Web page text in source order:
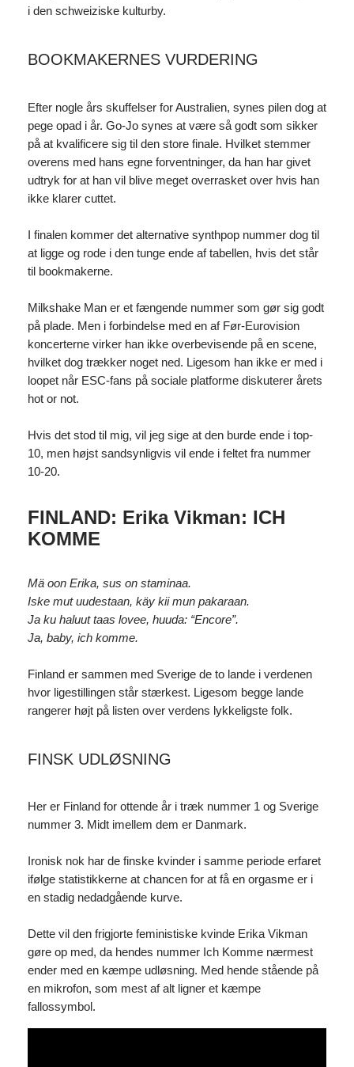
i den schweiziske kulturby.
BOOKMAKERNES VURDERING
Efter nogle års skuffelser for Australien, synes pilen dog at
pege opad i år. Go-Jo synes at være så godt som sikker
på at kvalificere sig til den store finale. Hvilket stemmer
overens med hans egne forventninger, da han har givet
udtryk for at han vil blive meget overrasket over hvis han
ikke klarer cuttet.
I finalen kommer det alternative synthpop nummer dog til
at ligge og rode i den tunge ende af tabellen, hvis det står
til bookmakerne.
Milkshake Man er et fængende nummer som gør sig godt
på plade. Men i forbindelse med en af Før-Eurovision
koncerterne virker han ikke overbevisende på en scene,
hvilket dog trækker noget ned. Ligesom han ikke er med i
loopet når ESC-fans på sociale platforme diskuterer årets
hot or not.
Hvis det stod til mig, vil jeg sige at den burde ende i top-
10, men højst sandsynligvis vil ende i feltet fra nummer
10-20.
FINLAND: Erika Vikman: ICH
KOMME
Mä oon Erika, sus on staminaa.
Iske mut uudestaan, käy kii mun pakaraan.
Ja ku haluut taas lovee, huuda: “Encore”.
Ja, baby, ich komme.
Finland er sammen med Sverige de to lande i verdenen
hvor ligestillingen står stærkest. Ligesom begge lande
rangerer højt på listen over verdens lykkeligste folk.
FINSK UDLØSNING
Her er Finland for ottende år i træk nummer 1 og Sverige
nummer 3. Midt imellem dem er Danmark.
Ironisk nok har de finske kvinder i samme periode erfaret
ifølge statistikkerne at chancen for at få en orgasme er i
en stadig nedadgående kurve.
Dette vil den frigjorte feministiske kvinde Erika Vikman
gøre op med, da hendes nummer Ich Komme nærmest
ender med en kæmpe udløsning. Med hende stående på
en mikrofon, som mest af alt ligner et kæmpe
fallossymbol.